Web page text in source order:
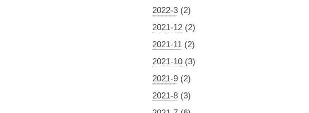
2022-3 (2)
2021-12 (2)
2021-11 (2)
2021-10 (3)
2021-9 (2)
2021-8 (3)